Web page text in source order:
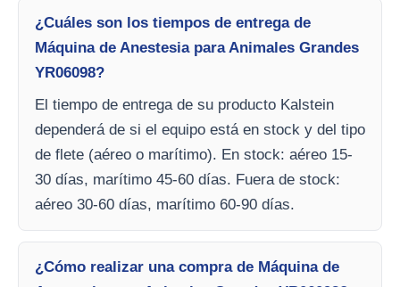
¿Cuáles son los tiempos de entrega de
Máquina de Anestesia para Animales Grandes
YR06098?
El tiempo de entrega de su producto Kalstein
dependerá de si el equipo está en stock y del tipo
de flete (aéreo o marítimo). En stock: aéreo 15-
30 días, marítimo 45-60 días. Fuera de stock:
aéreo 30-60 días, marítimo 60-90 días.
¿Cómo realizar una compra de Máquina de